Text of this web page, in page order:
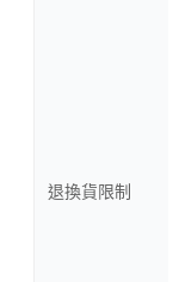
退換貨限制